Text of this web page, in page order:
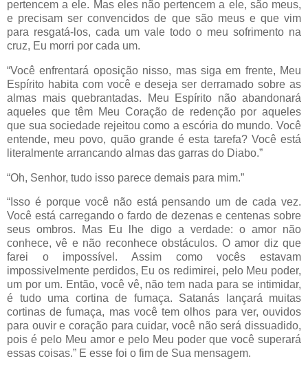
pertencem a ele. Mas eles não pertencem a ele, são meus,
e precisam ser convencidos de que são meus e que vim
para resgatá-los, cada um vale todo o meu sofrimento na
cruz, Eu morri por cada um.
“Você enfrentará oposição nisso, mas siga em frente, Meu
Espírito habita com você e deseja ser derramado sobre as
almas mais quebrantadas. Meu Espírito não abandonará
aqueles que têm Meu Coração de redenção por aqueles
que sua sociedade rejeitou como a escória do mundo. Você
entende, meu povo, quão grande é esta tarefa? Você está
literalmente arrancando almas das garras do Diabo.”
“Oh, Senhor, tudo isso parece demais para mim.”
“Isso é porque você não está pensando um de cada vez.
Você está carregando o fardo de dezenas e centenas sobre
seus ombros. Mas Eu lhe digo a verdade: o amor não
conhece, vê e não reconhece obstáculos. O amor diz que
farei o impossível. Assim como vocês estavam
impossivelmente perdidos, Eu os redimirei, pelo Meu poder,
um por um. Então, você vê, não tem nada para se intimidar,
é tudo uma cortina de fumaça. Satanás lançará muitas
cortinas de fumaça, mas você tem olhos para ver, ouvidos
para ouvir e coração para cuidar, você não será dissuadido,
pois é pelo Meu amor e pelo Meu poder que você superará
essas coisas.” E esse foi o fim de Sua mensagem.